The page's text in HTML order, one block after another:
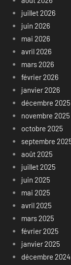
juillet 2026
juin 2026
mai 2026
avril 2026
mars 2026
février 2026
janvier 2026
décembre 2025
novembre 2025
octobre 2025
septembre
août 2025
juillet 2025
juin 2025
mai 2025
avril 2025
mars 2025
février 2025
janvier 2025
décembre 2024